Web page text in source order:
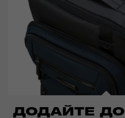
ДОДАЙТЕ ДО